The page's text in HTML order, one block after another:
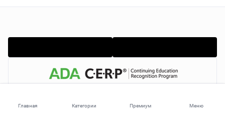
Главная Категории Премиум Меню
ОБУЧЕНИЕ